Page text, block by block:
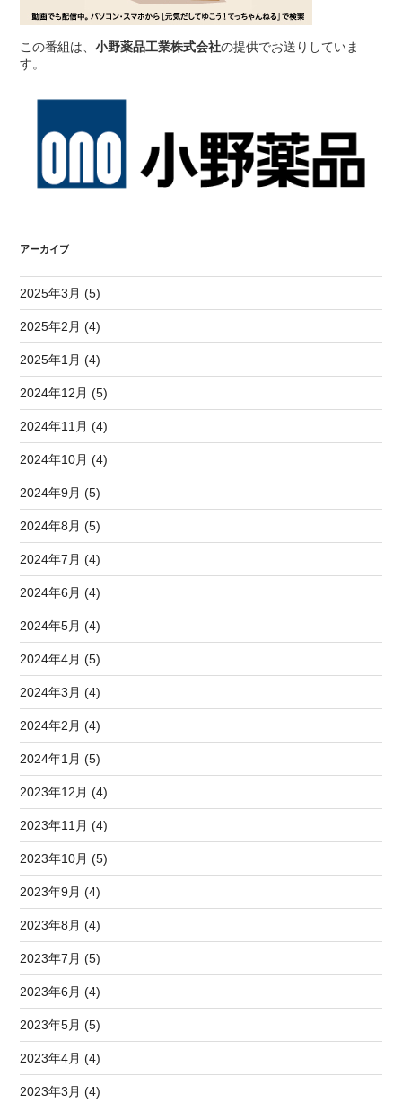
この番組は、小野薬品工業株式会社の提供でお送りしていま
す。
アーカイブ
2025年3月 (5)
2025年2月 (4)
2025年1月 (4)
2024年12月 (5)
2024年11月 (4)
2024年10月 (4)
2024年9月 (5)
2024年8月 (5)
2024年7月 (4)
2024年6月 (4)
2024年5月 (4)
2024年4月 (5)
2024年3月 (4)
2024年2月 (4)
2024年1月 (5)
2023年12月 (4)
2023年11月 (4)
2023年10月 (5)
2023年9月 (4)
2023年8月 (4)
2023年7月 (5)
2023年6月 (4)
2023年5月 (5)
2023年4月 (4)
2023年3月 (4)